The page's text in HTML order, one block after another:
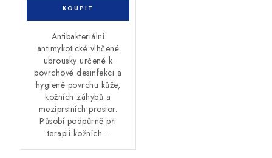
Antibakteriální
antimykotické vlhčené
ubrousky určené k
povrchové desinfekci a
hygieně povrchu kůže,
kožních záhybů a
meziprstních prostor.
Působí podpůrně při
terapii kožních...